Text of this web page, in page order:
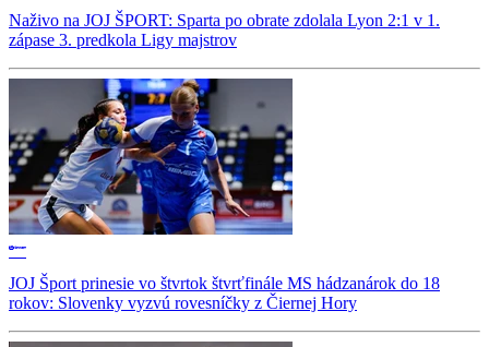
Naživo na JOJ ŠPORT: Sparta po obrate zdolala Lyon 2:1 v 1.
zápase 3. predkola Ligy majstrov
JOJ Šport prinesie vo štvrtok štvrťfinále MS hádzanárok do 18
rokov: Slovenky vyzvú rovesníčky z Čiernej Hory